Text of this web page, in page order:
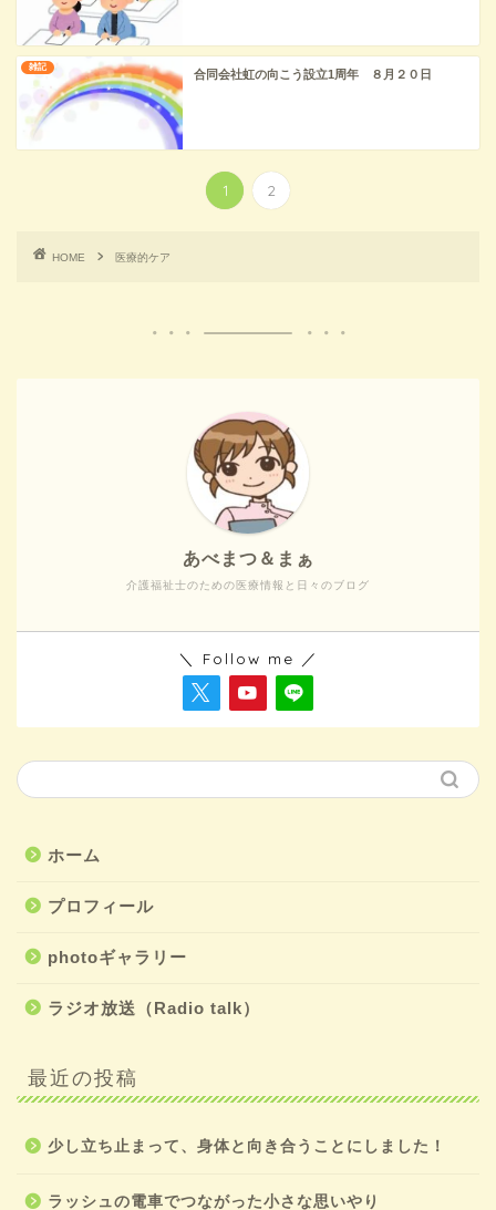
雑記
合同会社虹の向こう設立1周年 ８月２０日
1 2
HOME 医療的ケア
介護福祉士のための医療情報と日々のブログ
あべまつ＆まぁ
＼ Follow me ／
ホーム
プロフィール
photoギャラリー
ラジオ放送（Radio talk）
最近の投稿
少し立ち止まって、身体と向き合うことにしました！
ラッシュの電車でつながった小さな思いやり